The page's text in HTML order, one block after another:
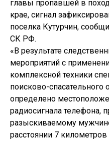
главы пропавшей в
крае, сигнал
поселка Кутурчин,
СК РФ.
«В результате
мероприятий с
комплексной техники
поисково-спасательного
определено
радиосигнала телефона,
разыскиваемому
расстоянии 7